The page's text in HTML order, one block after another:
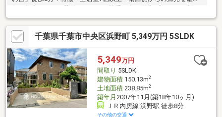
置・約10.7帖の洋室はロフト付・南西向きバルコニー・駐車1台可
(車種による)・残金精算後、即引渡し可▼設備・浴室乾燥機
▼2025年12月室内リフォーム済【交換】キッチン、浴室、トイ
レ、洗面化粧台【その他】クロス・CF張替 他※敷地の一部は建ぺ
い率60%、容積率200%■ ご希望の住まい探しをお手伝いします
━━━━━・・・物件の詳細・ご相談はお気軽にお問い合わせく
ださい。
千葉県千葉市中央区浜野町 5,349万円 5SLDK
5,349万円
間取り 5SLDK
建物面積150.13m2
土地面積238.85m2
築年月 2007年11月(築18年10ヶ月)
ＪＲ内房線 浜野駅 徒歩8分
その他の交通